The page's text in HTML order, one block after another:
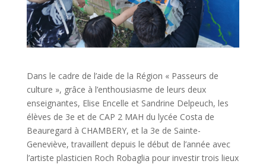
Dans le cadre de l’aide de la Région « Passeurs de
culture », grâce à l’enthousiasme de leurs deux
enseignantes, Elise Encelle et Sandrine Delpeuch, les
élèves de 3e et de CAP 2 MAH du lycée Costa de
Beauregard à CHAMBERY, et la 3e de Sainte-
Geneviève, travaillent depuis le début de l’année avec
l’artiste plasticien Roch Robaglia pour investir trois lieux